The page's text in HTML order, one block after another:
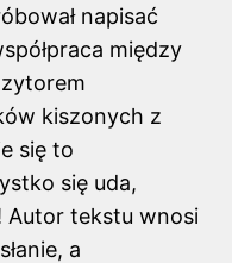
napisać
między
kiszonych z
się to
się uda,
Autor tekstu wnosi
a